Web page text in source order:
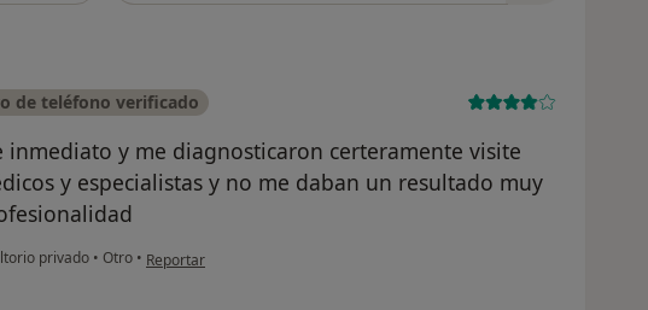
de teléfono verificado
y me diagnosticaron certeramente visite
y especialistas y no me daban un resultado muy
privado • Otro • en opinión del usuario Josefa
Reportar